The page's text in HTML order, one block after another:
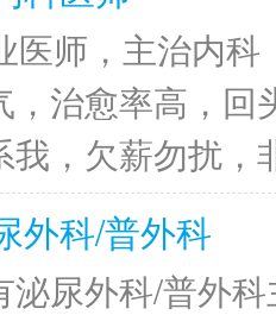
医师，主治内
，治愈率高，回
我，欠薪勿扰，
外科/普外科
泌尿外科/普外